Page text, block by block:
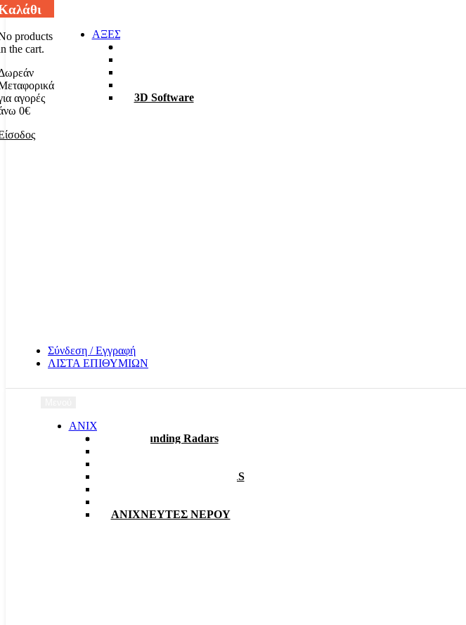
products
the cart.
αγορές
0€
ΑΞΕΣΟΥΑΡ
3D Software
Σύνδεση / Εγγραφή
ΛΙΣΤΑ ΕΠΙΘΥΜΙΩΝ
ΑΝΙΧΝΕΥΤΕΣ
3D Grounding Radars
ΑΠΟΣΤΑΤΙΚΑ – RADARS
ΑΝΙΧΝΕΥΤΕΣ ΝΕΡΟΥ